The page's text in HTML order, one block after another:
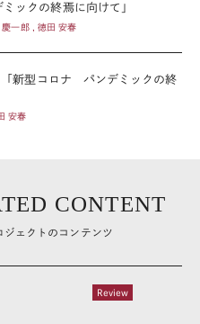
ックの終焉に向けて」
一郎 , 徳田 安春
新型コロナ パンデミックの終
安春
CONTENT
ジェクトのコンテンツ
Review